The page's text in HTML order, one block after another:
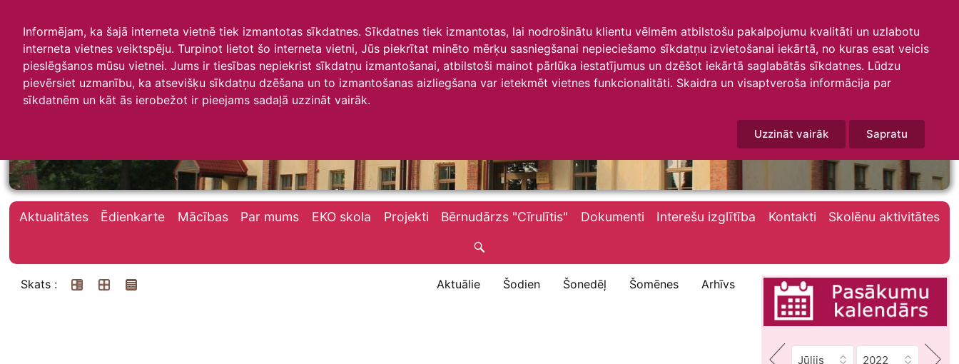
Informējam, ka šajā interneta vietnē tiek izmantotas sīkdatnes. Sīkdatnes tiek izmantotas, lai nodrošinātu klientu vēlmēm atbilstošu pakalpojumu kvalitāti un uzlabotu
interneta vietnes veiktspēju. Turpinot lietot šo interneta vietni, Jūs piekrītat minēto mērķu sasniegšanai nepieciešamo sīkdatņu izvietošanai iekārtā, no kuras esat veicis
pieslēgšanos mūsu vietnei. Jums ir tiesības nepiekrist sīkdatņu izmantošanai, atbilstoši mainot pārlūka iestatījumus un dzēšot iekārtā saglabātās sīkdatnes. Lūdzu
pievērsiet uzmanību, ka atsevišķu sīkdatņu dzēšana un to izmantošanas aizliegšana var ietekmēt vietnes funkcionalitāti. Skaidra un visaptveroša informācija par
sīkdatnēm un kāt ās ierobežot ir pieejams sadaļā uzzināt vairāk.
Uzzināt vairāk Sapratu
Irlavas skola
Aktualitātes Ēdienkarte Mācības Par mums EKO skola Projekti Bērnudārzs "Cīrulītis" Dokumenti Interešu izglītība Kontakti Skolēnu aktivitātes
Skats : Aktuālie Šodien Šonedēļ Šomēnes Arhīvs